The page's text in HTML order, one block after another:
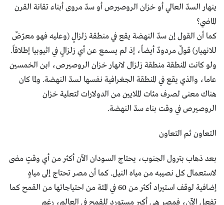
ينهار السدّ العالي أو خزان الروصيرص أو سدّ مروى أبناء تقانة القرن
الماضي؟
كما أن القول إن سدّ النهضة يقع في منطقة زلزالٍ (وعليه فهو معرّضٌ
للانهيار) قولٌ مردودٌ أيضاً، إذ لم يسمع عن أي زلزالٍ في اثيوبيا إطلاقاً.
ولو كانت المنطقة منطقة زلزال لانهار خزان الروصيرص، ابن الخمسين
عاما، والذي يقع في المنطقة الجغرافية نفسها لسدّ النهضة. ولما كان
هناك معنى لصرف مئات الملايين من الدولارات لتعلية خزان
الروصيرص في وقت بناء سدّ النهضة.
التعاون ثم التعاون
بعد ذهاب بترول الجنوب، يحتاج السودان الآن أكثر من أي وقتٍ مضى
لاستعمال كل نصيبه من مياه النيل. كما أن مصر تحتاج إلى مياهٍ
إضافية لوقف استيراد أكثر من 60 في المئة من احتياجاتها من القمح كما
تفعل الآن، فمصر هي أكبر مستوردٍ للقمح في العالم، رغم